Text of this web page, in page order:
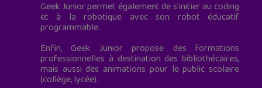
Geek Junior permet également de s'initier au coding
et à la robotique avec son robot éducatif
programmable.
Enfin, Geek Junior propose des formations
professionnelles à destination des bibliothécaires,
mais aussi des animations pour le public scolaire
(collège, lycée).